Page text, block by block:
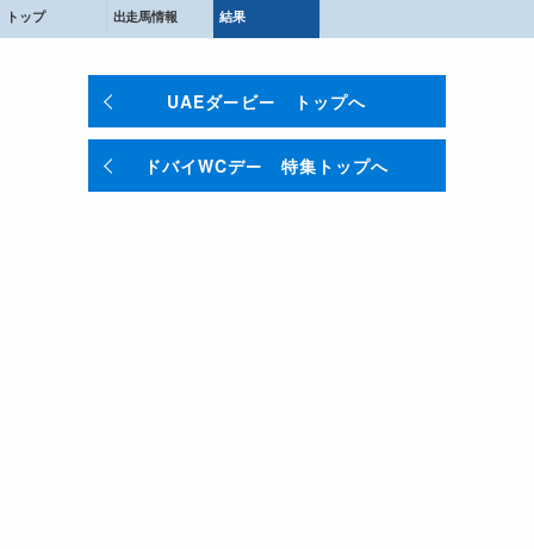
トップ 出走馬情報 結果
UAEダービー トップへ
ドバイWCデー 特集トップへ